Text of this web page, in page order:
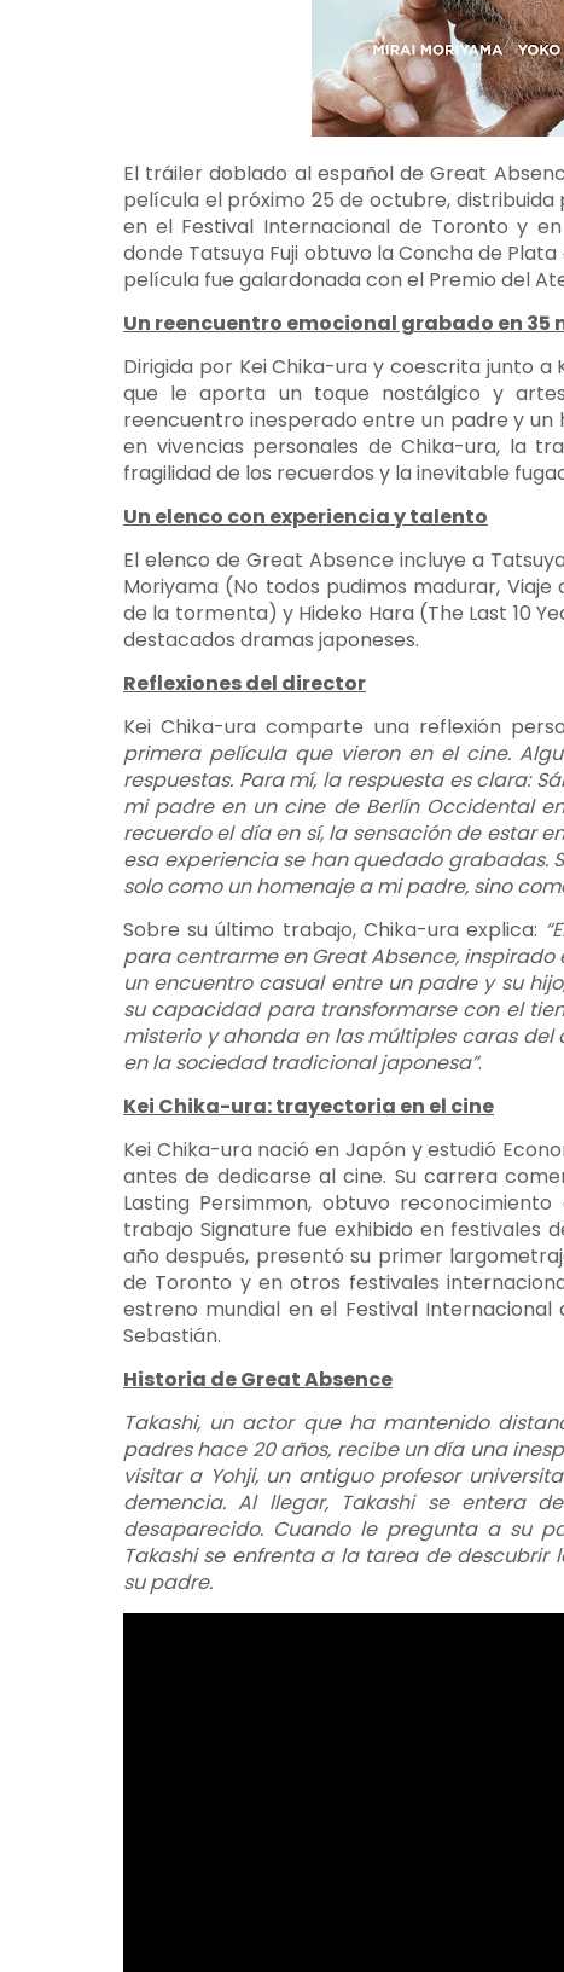
El tráiler doblado al español de Great
película el próximo 25 de octubre, distribuida
en el Festival Internacional de Toronto y
donde Tatsuya Fuji obtuvo la Concha de
película fue galardonada con el Premio del
Un reencuentro emocional grabado en 35
Dirigida por Kei Chika-ura y coescrita junto
que le aporta un toque nostálgico y
reencuentro inesperado entre un padre y un
en vivencias personales de Chika-ura, la
fragilidad de los recuerdos y la inevitable
Un elenco con experiencia y talento
El elenco de Great Absence incluye a
Moriyama (No todos pudimos madurar,
de la tormenta) y Hideko Hara (The Last 10
destacados dramas japoneses.
Reflexiones del director
Kei Chika-ura comparte una reflexión
primera película que vieron en el cine.
respuestas. Para mí, la respuesta es clara:
mi padre en un cine de Berlín Occidental
recuerdo el día en sí, la sensación de estar
esa experiencia se han quedado grabadas.
solo como un homenaje a mi padre, sino
Sobre su último trabajo, Chika-ura explica:
para centrarme en Great Absence,
un encuentro casual entre un padre y su
su capacidad para transformarse con el
misterio y ahonda en las múltiples caras
en la sociedad tradicional japonesa”.
Kei Chika-ura: trayectoria en el cine
Kei Chika-ura nació en Japón y estudió
antes de dedicarse al cine. Su carrera
Lasting Persimmon, obtuvo
trabajo Signature fue exhibido en festivales
año después, presentó su primer
de Toronto y en otros festivales
estreno mundial en el Festival
Sebastián.
Historia de Great Absence
Takashi, un actor que ha mantenido
padres hace 20 años, recibe un día una
visitar a Yohji, un antiguo profesor
demencia. Al llegar, Takashi se entera
desaparecido. Cuando le pregunta a su
Takashi se enfrenta a la tarea de
su padre.